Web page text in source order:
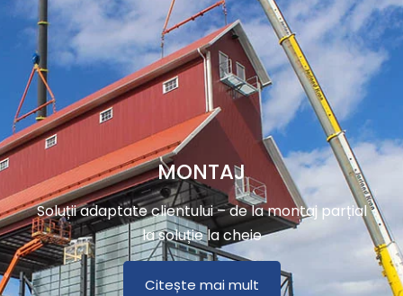
MONTAJ
Soluții adaptate clientului – de la montaj parțial
la soluție la cheie
Citește mai mult